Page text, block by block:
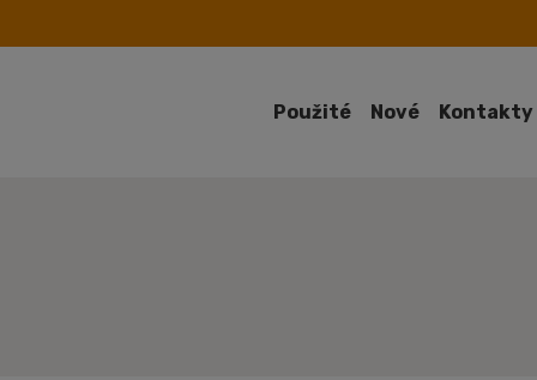
Použité Nové Kontakty